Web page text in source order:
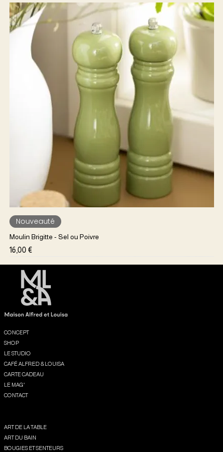
Nouveauté
Moulin Brigitte - Sel ou Poivre
Prix
16,00 €
CONCEPT
SHOP
LE STUDIO
CAFÉ ALFRED & LOUISA
CARTE CADEAU
LE MAG'
CONTACT
ART DE LA TABLE
ART DU BAIN
BOUGIES ET SENTEURS